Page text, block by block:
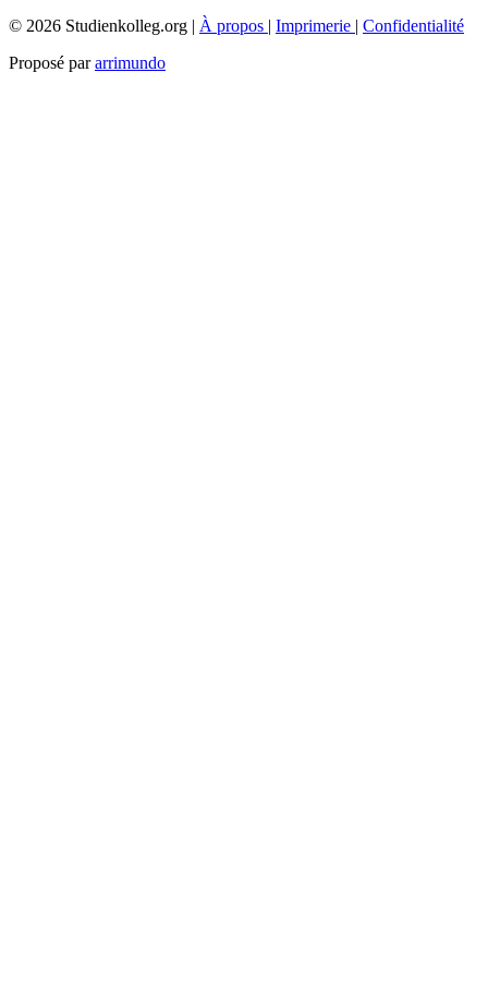
© 2026 Studienkolleg.org | À propos | Imprimerie | Confidentialité
Proposé pararrimundo